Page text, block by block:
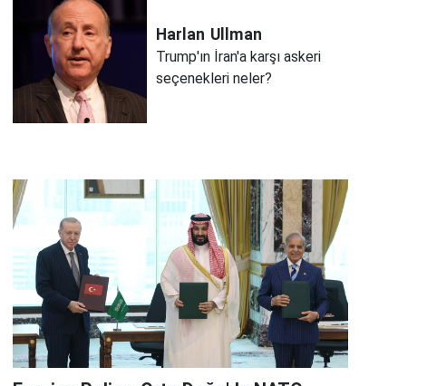
Harlan Ullman
Trump'ın İran'a karşı askeri
seçenekleri neler?